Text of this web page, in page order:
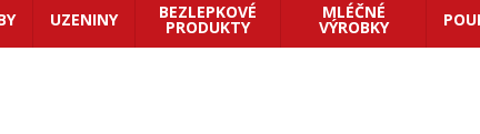
UZENINY BEZLEPKOVÉ
PRODUKTY
MLÉČNÉ
VÝROBKY